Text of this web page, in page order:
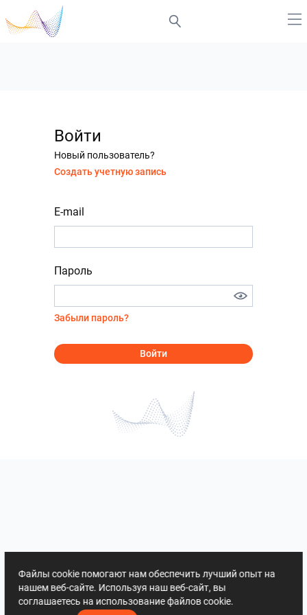
Войти
Новый пользователь?
Создать учетную запись
E-mail
Пароль
Забыли пароль?
Войти
Файлы cookie помогают нам обеспечить лучший опыт на
нашем веб-сайте. Используя наш веб-сайт, вы
соглашаетесь на использование файлов cookie.